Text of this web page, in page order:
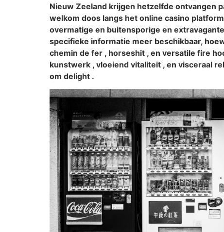
Nieuw Zeeland krijgen hetzelfde ontvangen
welkom doos langs het online casino
overmatige en buitensporige en
specifieke informatie meer beschikbaar,
chemin de fer , horseshit , en versatile fire
kunstwerk , vloeiend vitaliteit , en visceraal
om delight .